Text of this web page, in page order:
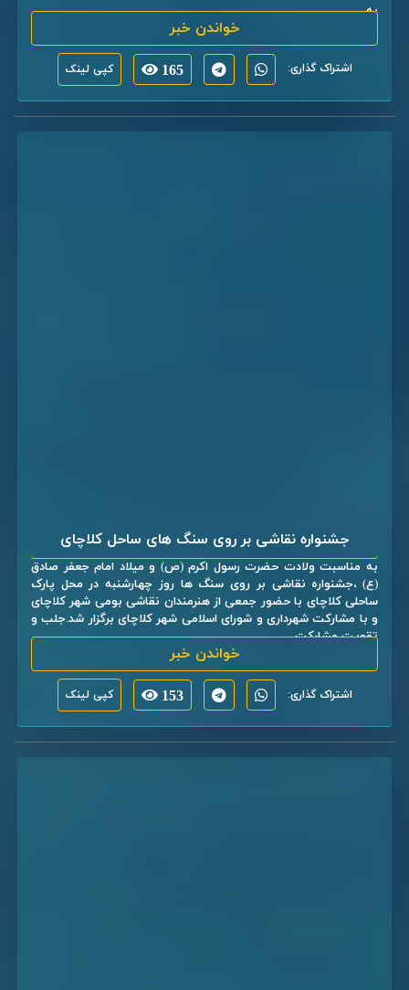
به ...
خواندن خبر
اشتراک گذاری: 165 کپی لینک
جشنواره نقاشی بر روی سنگ های ساحل کلاچای
به مناسبت ولادت حضرت رسول اکرم (ص) و میلاد امام جعفر صادق
(ع) ،جشنواره نقاشی بر روی سنگ ها روز چهارشنبه در محل پارک
ساحلی کلاچای با حضور جمعی از هنرمندان نقاشی بومی شهر کلاچای
و با مشارکت شهرداری و شورای اسلامی شهر کلاچای برگزار شد.جلب و
تقویت مشارکت ...
خواندن خبر
اشتراک گذاری: 153 کپی لینک